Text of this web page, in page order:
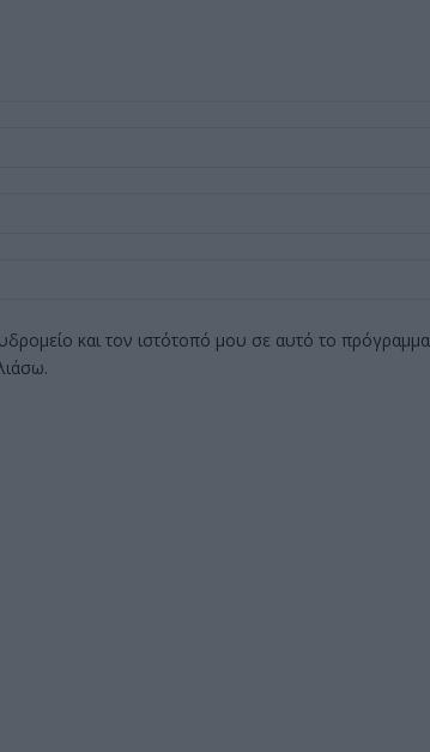
και τον ιστότοπό μου σε αυτό το πρόγραμμα